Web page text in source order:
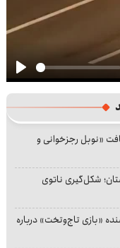
Play
«نوبل رجزخوانی و
شکل‌گیری ناتوی
«بازی تاج‌وتخت» درباره